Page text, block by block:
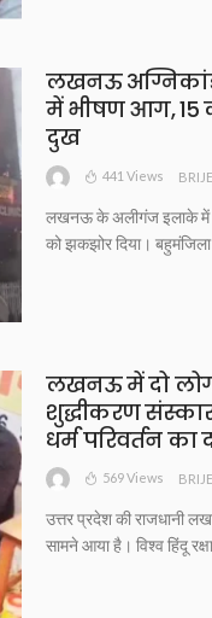
लखनऊ
में भीषण आग, 15
दुख
441 Views
लखनऊ के अलीगंज इलाके में
को झकझोर दिया।
लखनऊ में दो
शुद्धीकरण
धर्म परिवर्तन का
569 Views
उत्तर प्रदेश की राजधानी
सामने आया है। विश्व हिंदू